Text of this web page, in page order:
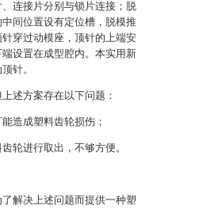
连接片分别与锁片连接；脱
间位置设有定位槽，脱模推
穿过动模座，顶针的上端安
设置在成型腔内。本实用新
针。
述方案存在以下问题：
造成塑料齿轮损伤；
轮进行取出，不够方便。
解决上述问题而提供一种塑